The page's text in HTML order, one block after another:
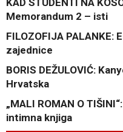
KAD STUDENTI NA
Memorandum 2 – isti
FILOZOFIJA
zajednice
BORIS DEŽULOVIĆ:
Hrvatska
„MALI ROMAN O
intimna knjiga